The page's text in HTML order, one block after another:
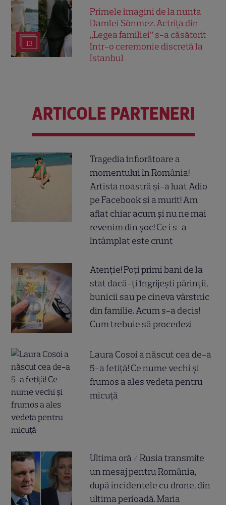
13
Primele imagini de la nunta
Damlei Sönmez. Actrița din
„Legea familiei” s-a căsătorit
într-o ceremonie discretă la
Istanbul
ARTICOLE PARTENERI
Tragedia înfiorătoare a
momentului în România!
Artista noastră și-a luat Adio
pe Facebook și a murit! Am
aflat chiar acum și nu ne mai
revenim din șoc! Ce i s-a
întâmplat este crunt
Atenție! Poți primi bani de la
stat dacă-ți îngrijești părinții,
bunicii sau pe cineva vârstnic
din familie. Acum s-a decis!
Cum trebuie să procedezi
Laura Cosoi a născut cea de-a
5-a fetiță! Ce nume vechi și
frumos a ales vedeta pentru
micuță
Ultima oră / Rusia transmite
un mesaj pentru România,
după incidentele cu drone, din
ultima perioadă. Maria